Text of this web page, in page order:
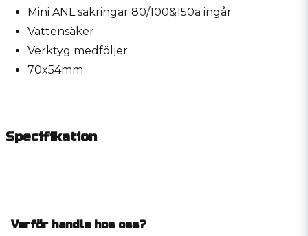
Mini ANL säkringar 80/100&150a ingår
Vattensäker
Verktyg medföljer
70x54mm
Specifikation
Varför handla hos oss?